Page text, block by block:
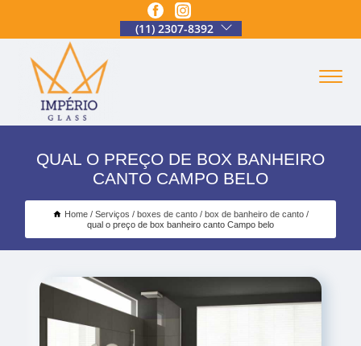
(11) 2307-8392
QUAL O PREÇO DE BOX BANHEIRO
CANTO CAMPO BELO
Home Serviços boxes de canto
box de banheiro de canto
qual o preço de box banheiro canto Campo belo